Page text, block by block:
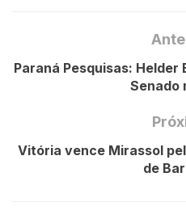
Paraná Pesquisas:
Senado
Vitória vence Mirassol
de